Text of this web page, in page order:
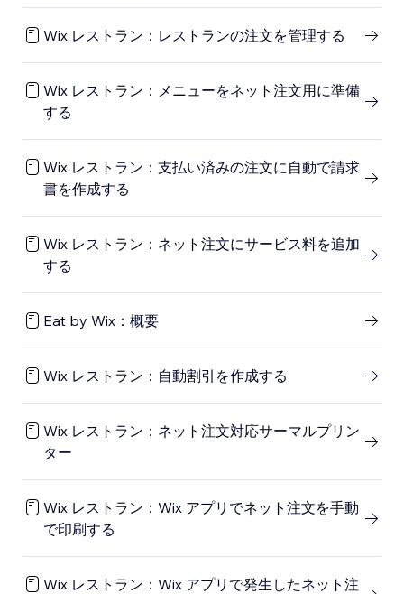
Wix レストラン：レストランの注文を管理する
Wix レストラン：メニューをネット注文用に準備
する
Wix レストラン：支払い済みの注文に自動で請求
書を作成する
Wix レストラン：ネット注文にサービス料を追加
する
Eat by Wix：概要
Wix レストラン：自動割引を作成する
Wix レストラン：ネット注文対応サーマルプリン
ター
Wix レストラン：Wix アプリでネット注文を手動
で印刷する
Wix レストラン：Wix アプリで発生したネット注